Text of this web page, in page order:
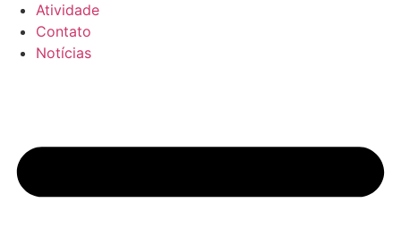
Atividade
Contato
Notícias